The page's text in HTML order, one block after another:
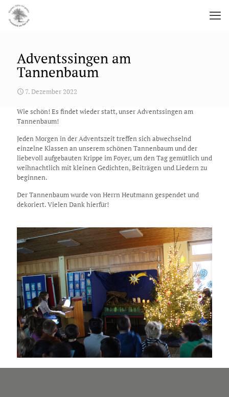
Adventssingen am
Tannenbaum
7. Dezember 2022
Wie schön! Es findet wieder statt, unser Adventssingen am
Tannenbaum!
Jeden Morgen in der Adventszeit treffen sich abwechselnd
einzelne Klassen an unserem schönen Tannenbaum und der
liebevoll aufgebauten Krippe im Foyer, um den Tag gemütlich und
weihnachtlich mit kleinen Gedichten, Beiträgen und Liedern zu
beginnen.
Der Tannenbaum wurde von Herrn Heutmann gespendet und
dekoriert. Vielen Dank hierfür!